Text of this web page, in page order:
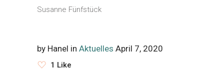
Susanne Fünfstück
by Hanel in Aktuelles April 7, 2020
1 Like